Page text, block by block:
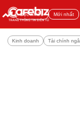
Đọc nhiều Mới nhất
Kinh doanh Tài chính